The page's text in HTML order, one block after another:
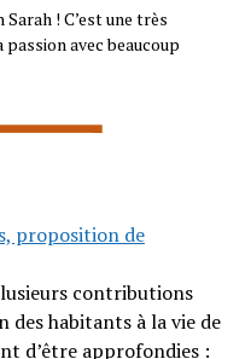
! C’est une très
avec beaucoup
proposition de
contributions
des habitants à la vie de
d’être approfondies :